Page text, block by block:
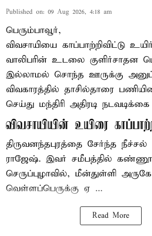
Published on: 09 Aug 2026, 4:18 am
பெரும்பாவூர்,
விவசாயியை காப்பாற்றிவிட்டு
வாலிபரின் உடலை குளிர்சாதன
இல்லாமல் சொந்த ஊருக்கு
விவகாரத்தில் தாசில்தாரை
செய்து மந்திரி அதிரடி நடவடிக்கை
விவசாயியின் உயிரை
திருவனந்தபுரத்தை சேர்ந்த நீச்சல்
ராஜேஷ். இவர் சமீபத்தில்
செருப்புழாவில், மீன்துள்ளி அருகே
வெள்ளப்பெருக்கு ஏ ...
Read More